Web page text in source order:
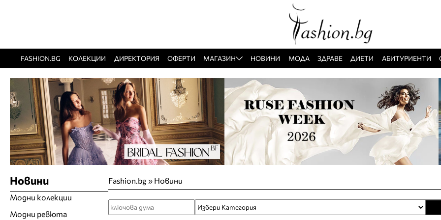
FASHION.BG КОЛЕКЦИИ ДИРЕКТОРИЯ ОФЕРТИ МАГАЗИН НОВИНИ МОДА ЗДРАВЕ ДИЕТИ АБИТУРИЕНТИ
Fashion.bg» Новини
Новини
Модни колекции
Модни ревюта